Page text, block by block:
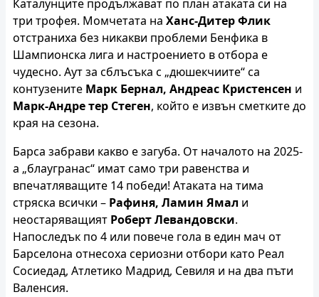
Каталунците продължават по план атаката си на
три трофея. Момчетата на Ханс-Дитер Флик
отстраниха без никакви проблеми Бенфика в
Шампионска лига и настроението в отбора е
чудесно. Аут за сблъсъка с „дюшекчиите“ са
контузените Марк Бернал, Андреас Кристенсен и
Марк-Андре тер Стеген, който е извън сметките до
края на сезона.
Барса забрави какво е загуба. От началото на 2025-
а „блаугранас“ имат само три равенства и
впечатляващите 14 победи! Атаката на тима
стряска всички – Рафиня, Ламин Ямал и
неостаряващият Роберт Левандовски.
Напоследък по 4 или повече гола в един мач от
Барселона отнесоха сериозни отбори като Реал
Сосиедад, Атлетико Мадрид, Севиля и на два пъти
Валенсия.